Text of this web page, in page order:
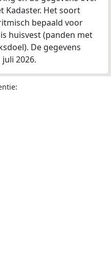
Kadaster. Het soort
bepaald voor
huisvest (panden met
De gegevens
2026.